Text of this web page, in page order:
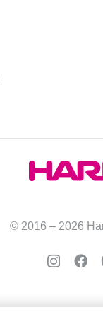
© 2016 – 2026